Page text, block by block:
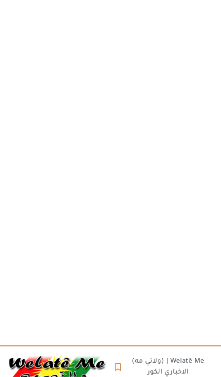
(ولاتي مه) | Welatê Me
الاخباري الكور